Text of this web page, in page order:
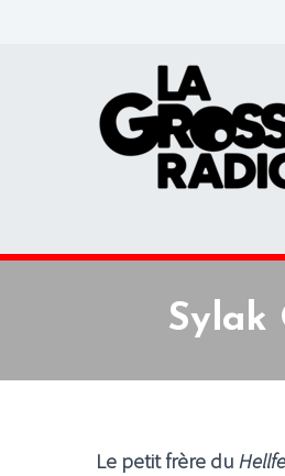
Sylak
Le petit frère du